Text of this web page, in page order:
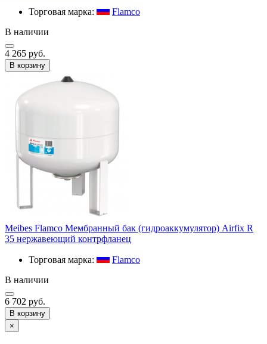
Торговая марка:
Flamco
В наличии
4 265 руб.
В корзину
Meibes Flamco Мембранный бак (гидроаккумулятор) Airfix R
35 нержавеющий контрфланец
Торговая марка:
Flamco
В наличии
6 702 руб.
В корзину
×